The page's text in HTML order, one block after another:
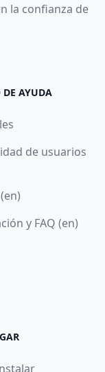
la confianza de
DE AYUDA
de usuarios
y FAQ (en)